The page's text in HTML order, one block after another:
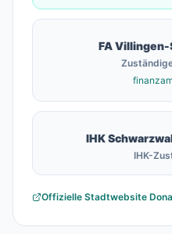
FAVillingen-
IHK
IHK-
Offizielle Stadtwebsite